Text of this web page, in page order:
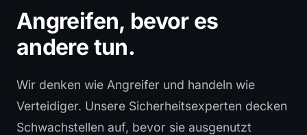
Angreifen, bevor es
andere tun.
Wir denken wie Angreifer und handeln wie
Verteidiger. Unsere Sicherheitsexperten decken
Schwachstellen auf, bevor sie ausgenutzt